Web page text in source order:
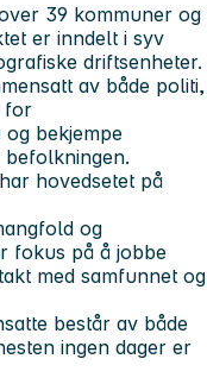
39 kommuner og
er inndelt i syv
driftsenheter.
av både politi,
for
bekjempe
hovedsetet på
og
fokus på å jobbe
med samfunnet og
består av både
ingen dager er